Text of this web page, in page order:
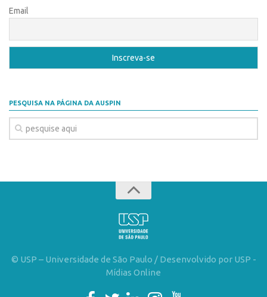
Transferência de Tecnologia
PD&I
Convênios
Conexão USP
Conexão Inter-USP
Email
PESQUISA NA PÁGINA DA AUSPIN
© USP – Universidade de São Paulo / Desenvolvido por USP -
Mídias Online